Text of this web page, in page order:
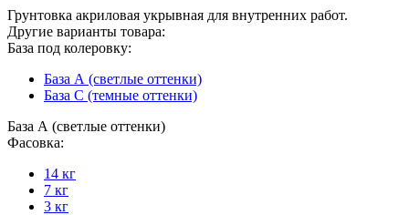
Грунтовка акриловая укрывная для внутренних работ.
Другие варианты товара:
База под колеровку:
База А (светлые оттенки)
База С (темные оттенки)
База А (светлые оттенки)
Фасовка:
14 кг
7 кг
3 кг